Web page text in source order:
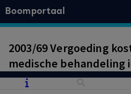
Boomportaal
2003/69 Vergoeding
medische behandeling
buitenland;